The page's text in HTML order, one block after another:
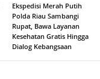
Ekspedisi Merah Putih
Polda Riau Sambangi
Rupat, Bawa Layanan
Kesehatan Gratis Hingga
Dialog Kebangsaan